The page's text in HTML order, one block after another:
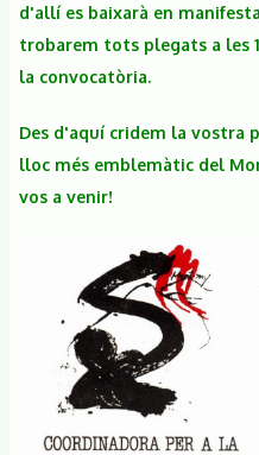
d'allí es baixarà en
trobarem tots plegats a les
la convocatòria.
Des d'aquí cridem la vostra
lloc més emblemàtic del
vos a venir!